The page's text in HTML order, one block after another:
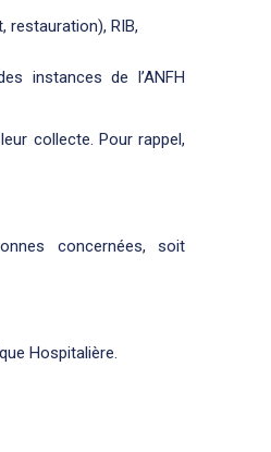
restauration), RIB,
instances de l’ANFH
collecte. Pour rappel,
concernées, soit
Hospitalière.